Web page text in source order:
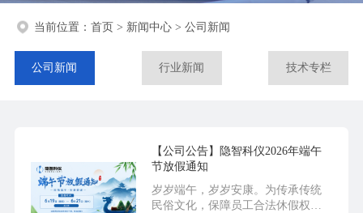
当前位置： 首页 > 新闻中心> 公司新闻
公司新闻 行业新闻 技术专栏
【公司公告】隐智科仪2026年端午
节放假通知
岁岁端午，岁岁安康。为传承传统
民俗文化，保障员工合法休假权